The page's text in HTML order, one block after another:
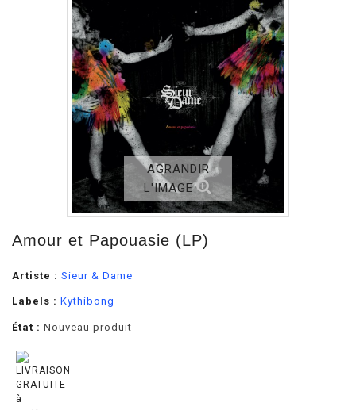
AGRANDIR
L'IMAGE
Amour et Papouasie (LP)
Artiste : Sieur & Dame
Labels : Kythibong
État : Nouveau produit